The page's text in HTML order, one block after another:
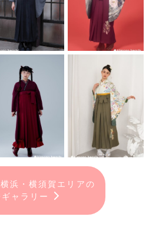
浜・横須賀エリアの
ギャラリー